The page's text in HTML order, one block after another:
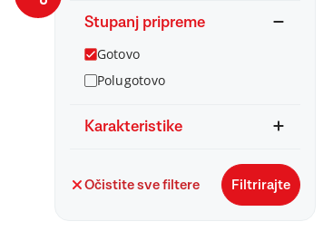
Stupanj pripreme
Gotovo
Polugotovo
Karakteristike
Očistite sve filtere Filtrirajte